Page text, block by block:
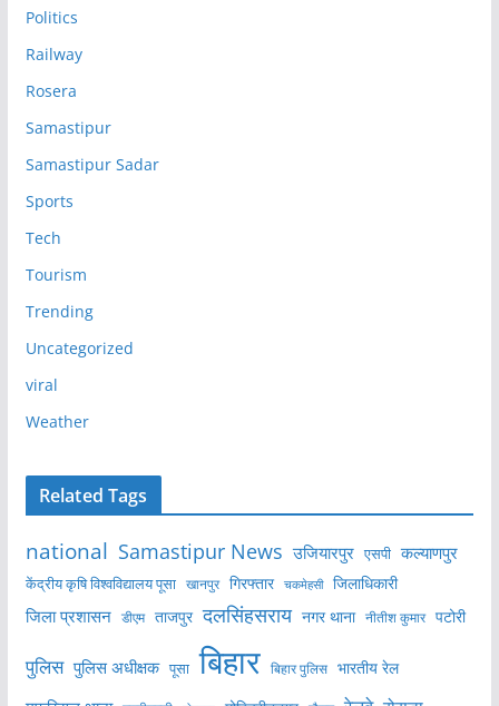
Politics
Railway
Rosera
Samastipur
Samastipur Sadar
Sports
Tech
Tourism
Trending
Uncategorized
viral
Weather
Related Tags
national Samastipur News उजियारपुर एसपी कल्याणपुर
केंद्रीय कृषि विश्वविद्यालय पूसा खानपुर गिरफ्तार चकमेहसी जिलाधिकारी
जिला प्रशासन डीएम ताजपुर दलसिंहसराय नगर थाना नीतीश कुमार पटोरी
पुलिस पुलिस अधीक्षक पूसा बिहार बिहार पुलिस भारतीय रेल